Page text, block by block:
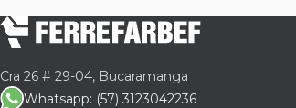
Cra 26 # 29-04, Bucaramanga
Whatsapp: (57) 3123042236